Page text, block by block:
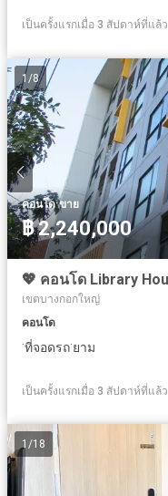
เป็นครั้งแรกเมื่อ 3 สัปดาห์ที่แล้ว
1 /8
คอนโด·ขาย
฿ 2,240,000
เขตบางกอกใหญ่
คอนโด
·ที่จอดรถ·ยาม
เป็นครั้งแรกเมื่อ 3 สัปดาห์ที่แล้ว
1 /18